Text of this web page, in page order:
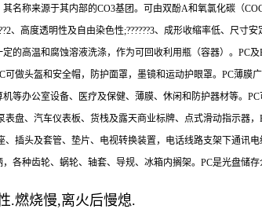
名称来源于其内部的CO3基团。可由双酚A和氧氯化碳（
、高度透明性及自由染色性;??????3、成形收缩率低、尺寸
定的高温和腐蚀溶液洗涤，作为可回收利用瓶（容器）。
做头盔和安全帽，防护面罩，墨镜和运动护眼罩。PC薄
等办公室设备、医疗及保健、薄膜、休闲和防护器材等。
表盘、汽车仪表板、货栈及露天商业标牌、点式滑动指示
、插头及套管、垫片、电视转换装置，电话线路支架下通
各种齿轮、蜗轮、轴套、导规、冰箱内搁架。PC是光盘储存
.燃烧慢,离火后慢熄.